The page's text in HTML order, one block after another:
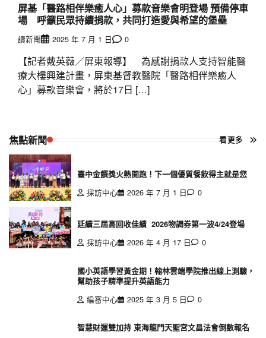
屏基「醫路相伴樂癒人心」募款音樂會明登場 預備停車
場 呼籲民眾持續捐款，共同打造愛與希望的堡壘
讀新聞 2025 年 7 月 1 日 0
【記者戴英薇／屏東報導】 為感謝捐款人支持智能醫
療大樓興建計畫，屏東基督教醫院「醫路相伴樂癒人
心」募款音樂會，將於17日 […]
焦點新聞 看更多
臺中金饌獎火熱開跑！下一個優質餐飲得主就是您
採訪中心
2026 年 7 月 1 日 0
延續三屆高回收佳績 2026物調券第一波4/24登場
採訪中心
2026 年 4 月 17 日 0
國小英語學習黃金期！翰林雲端學院推出線上測驗，
幫助孩子精準提升英語能力
編審中心
2025 年 3 月 5 日 0
智慧財運雙加持 東海龍門天聖宮文昌法會倒數報名